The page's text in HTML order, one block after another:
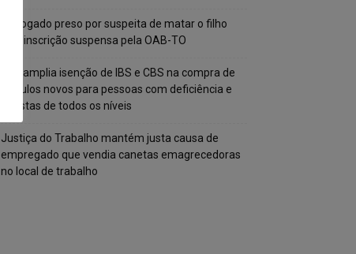
Advogado preso por suspeita de matar o filho
tem inscrição suspensa pela OAB-TO
STF amplia isenção de IBS e CBS na compra de
veículos novos para pessoas com deficiência e
autistas de todos os níveis
Justiça do Trabalho mantém justa causa de
empregado que vendia canetas emagrecedoras
no local de trabalho